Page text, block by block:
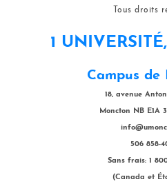
Tous droits
1
Campus de
18, avenue
Moncton NB E1A
506 858-
Sans frais: 1
(Canada et